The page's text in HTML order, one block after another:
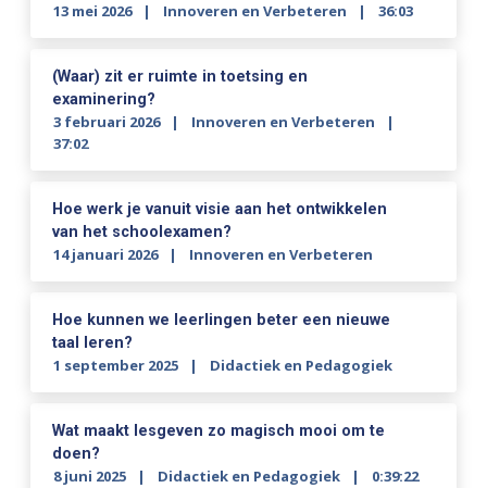
13 mei 2026 Innoveren en Verbeteren 36:03
(Waar) zit er ruimte in toetsing en
examinering?
3 februari 2026
Innoveren en Verbeteren
37:02
Hoe werk je vanuit visie aan het ontwikkelen
van het schoolexamen?
14 januari 2026 Innoveren en Verbeteren
Hoe kunnen we leerlingen beter een nieuwe
taal leren?
1 september 2025 Didactiek en Pedagogiek
Wat maakt lesgeven zo magisch mooi om te
doen?
8 juni 2025 Didactiek en Pedagogiek 0:39:22